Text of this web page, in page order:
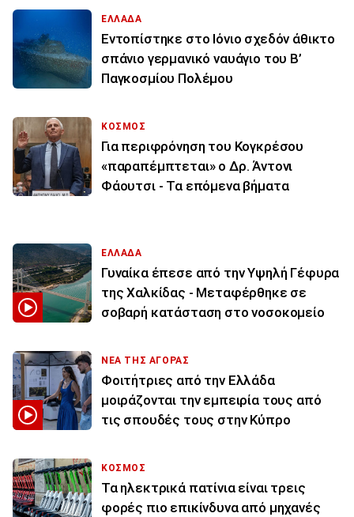
ΕΛΛΑΔΑ
Εντοπίστηκε στο Ιόνιο σχεδόν άθικτο
σπάνιο γερμανικό ναυάγιο του Β’
Παγκοσμίου Πολέμου
ΚΟΣΜΟΣ
Για περιφρόνηση του Κογκρέσου
«παραπέμπτεται» ο Δρ. Άντονι
Φάουτσι - Τα επόμενα βήματα
ΕΛΛΑΔΑ
Γυναίκα έπεσε από την Υψηλή Γέφυρα
της Χαλκίδας - Μεταφέρθηκε σε
σοβαρή κατάσταση στο νοσοκομείο
ΝΕΑ ΤΗΣ ΑΓΟΡΑΣ
Φοιτήτριες από την Ελλάδα
μοιράζονται την εμπειρία τους από
τις σπουδές τους στην Κύπρο
ΚΟΣΜΟΣ
Τα ηλεκτρικά πατίνια είναι τρεις
φορές πιο επικίνδυνα από μηχανές